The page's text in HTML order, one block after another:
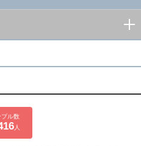
プル数
人